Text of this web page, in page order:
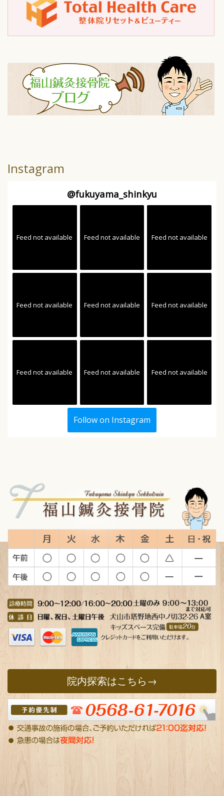
Instagram
@fukuyama_shinkyu
Feed not available Feed not available Feed not available
Feed not available Feed not available Feed not available
Feed not available Feed not available Feed not available
Follow on Instagram
院内探索はこちら→